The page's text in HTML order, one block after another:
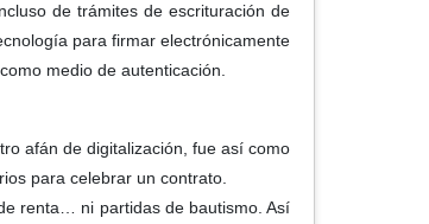
de trámites de escrituración de
para firmar electrónicamente
medio de autenticación.
afán de digitalización, fue así como
para celebrar un contrato.
renta… ni partidas de bautismo. Así